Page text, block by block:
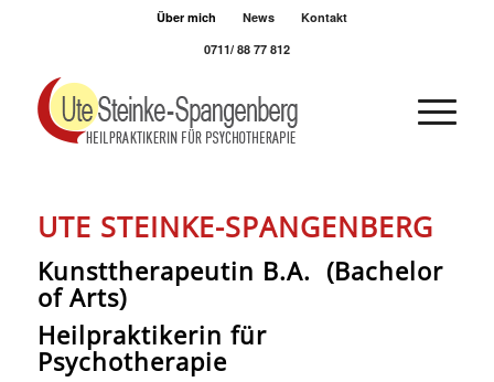
Über mich News
Kontakt
0711/ 88 77 812
UTE STEINKE-SPANGENBERG
Kunsttherapeutin B.A. (Bachelor
of Arts)
Heilpraktikerin für
Psychotherapie